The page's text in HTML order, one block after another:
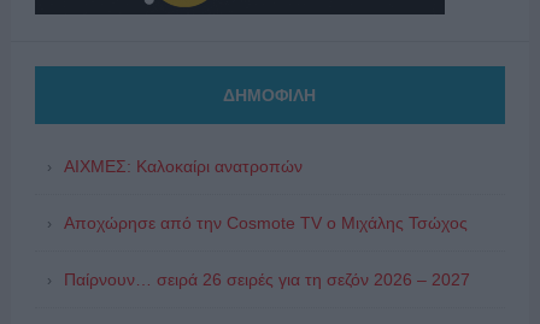
ΔΗΜΟΦΙΛΗ
ΑΙΧΜΕΣ: Καλοκαίρι ανατροπών
Αποχώρησε από την Cosmote TV o Μιχάλης Τσώχος
Παίρνουν… σειρά 26 σειρές για τη σεζόν 2026 – 2027